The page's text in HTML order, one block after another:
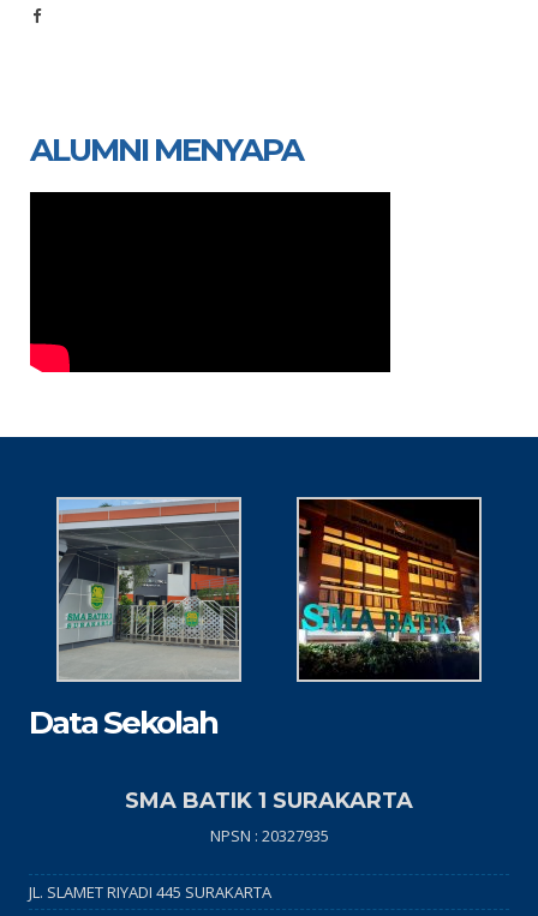
ALUMNI MENYAPA
Data Sekolah
SMA BATIK 1 SURAKARTA
NPSN : 20327935
JL. SLAMET RIYADI 445 SURAKARTA